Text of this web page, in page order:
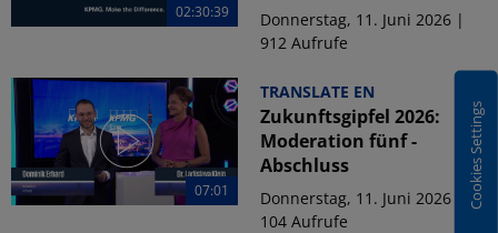
02:30:39
Donnerstag, 11. Juni 2026 |
912 Aufrufe
07:01
TRANSLATE EN
Zukunftsgipfel 2026:
Moderation fünf -
Abschluss
Donnerstag, 11. Juni 2026 |
104 Aufrufe
Cookies Settings